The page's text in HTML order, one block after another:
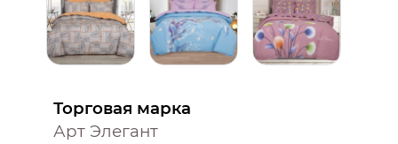
Торговая марка
Арт Элегант